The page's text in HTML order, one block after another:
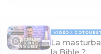
03:20
VIDÉO
La
la Bible ?